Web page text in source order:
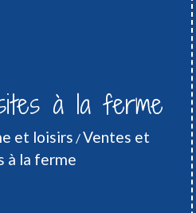
à la ferme
et loisirs /Ventes et
à la ferme